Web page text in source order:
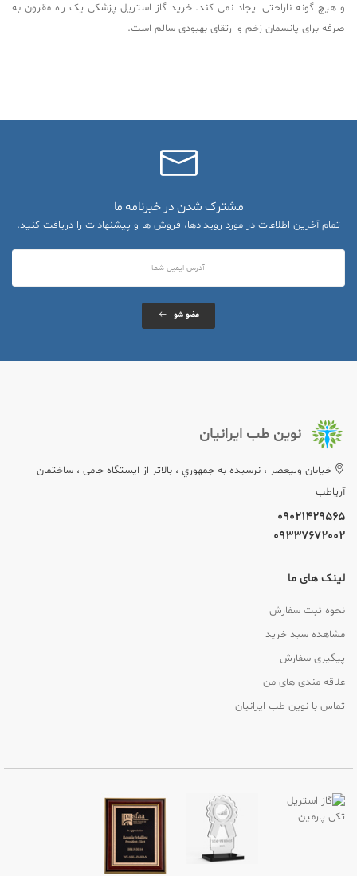
و هیچ گونه ناراحتی ایجاد نمی کند. خرید گاز استریل پزشکی یک راه مقرون به
صرفه برای پانسمان زخم و ارتقای بهبودی سالم است.
مشترک شدن در خبرنامه ما
تمام آخرین اطلاعات در مورد رویدادها، فروش ها و پیشنهادات را دریافت کنید.
عضو شو
نوین طب ایرانیان
خيابان وليعصر ، نرسيده به جمهوري ، بالاتر از ایستگاه جامی ، ساختمان
آریاطب
09021429565
09337672002
لینک های ما
نحوه ثبت سفارش
مشاهده سبد خرید
پیگیری سفارش
علاقه مندی های من
تماس با نوین طب ایرانیان